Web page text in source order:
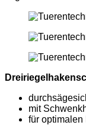
mit
für optimalen